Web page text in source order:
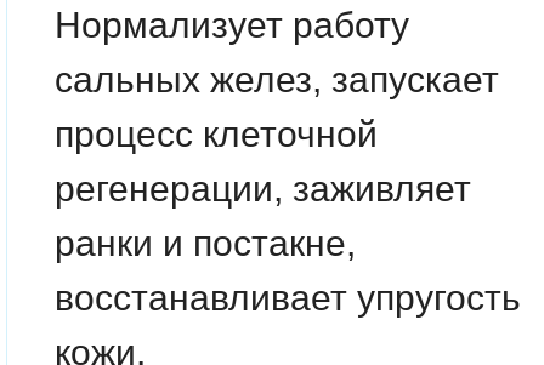
Нормализует работу
сальных желез, запускает
процесс клеточной
регенерации, заживляет
ранки и постакне,
восстанавливает упругость
кожи.